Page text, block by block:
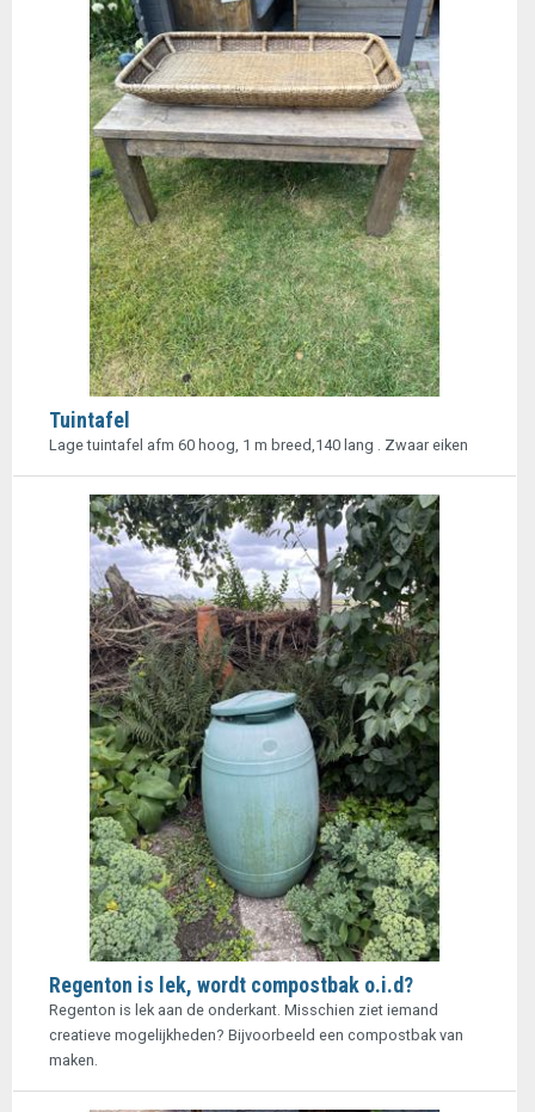
Tuintafel
Lage tuintafel afm 60 hoog, 1 m breed,140 lang . Zwaar eiken
Regenton is lek, wordt compostbak o.i.d?
Regenton is lek aan de onderkant. Misschien ziet iemand
creatieve mogelijkheden? Bijvoorbeeld een compostbak van
maken.